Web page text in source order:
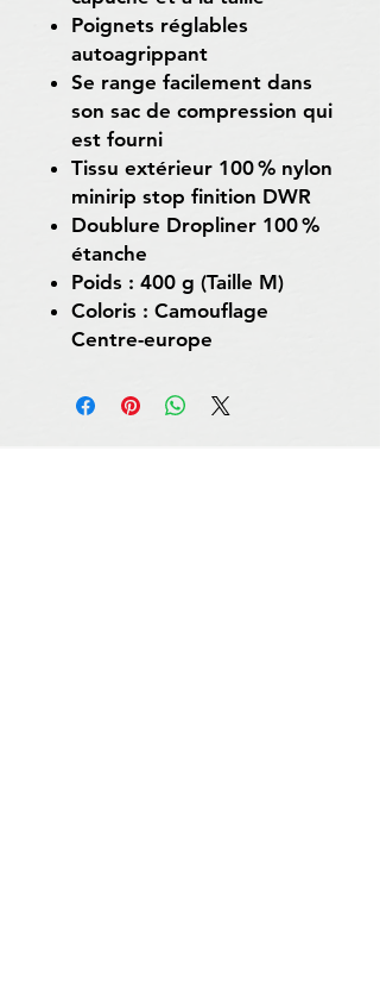
Poignets réglables
autoagrippant
Se range facilement dans
son sac de compression qui
est fourni
Tissu extérieur 100 % nylon
minirip stop finition DWR
Doublure Dropliner 100 %
étanche
Poids : 400 g (Taille M)
Coloris : Camouflage
Centre-europe